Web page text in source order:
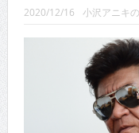
CINEMA×STYLE
CINEMA×STYLE
2020/12/16 小沢アニキ